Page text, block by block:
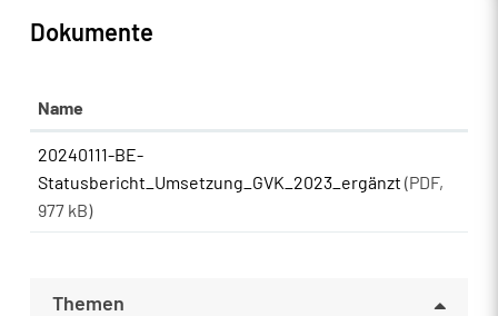
Dokumente
Name
20240111-BE-
Statusbericht_Umsetzung_GVK_2023_ergänzt (PDF,
977 kB)
Themen